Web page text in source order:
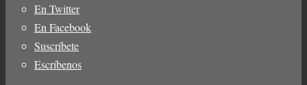
Menú
del
pie
En Twitter
En Facebook
Suscríbete
Escríbenos